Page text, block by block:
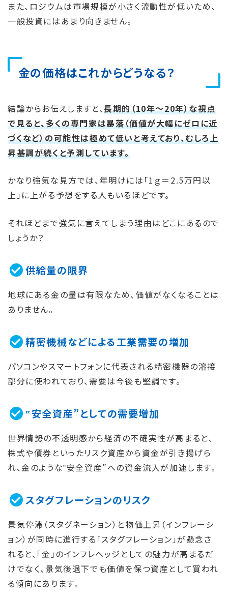
また、ロジウムは市場規模が小さく流動性が低いため、
一般投資にはあまり向きません。
金の価格はこれからどうなる？
結論からお伝えしますと、長期的（10年〜20年）な視点
で見ると、多くの専門家は暴落（価値が大幅にゼロに近
づくなど）の可能性は極めて低いと考えており、むしろ上
昇基調が続くと予測しています。
かなり強気な見方では、年明けには「1ｇ＝2.5万円以
上」に上がる予想をする人もいるほどです。
それほどまで強気に言えてしまう理由はどこにあるので
しょうか？
供給量の限界
地球にある金の量は有限なため、価値がなくなることは
ありません。
精密機械などによる工業需要の増加
パソコンやスマートフォンに代表される精密機器の溶接
部分に使われており、需要は今後も堅調です。
‟安全資産”としての需要増加
世界情勢の不透明感から経済の不確実性が高まると、
株式や債券といったリスク資産から資金が引き揚げら
れ、金のような‟安全資産”への資金流入が加速します。
スタグフレーションのリスク
景気停滞（スタグネーション）と物価上昇（インフレーシ
ョン）が同時に進行する「スタグフレーション」が懸念さ
れると、「金」のインフレヘッジとしての魅力が高まるだ
けでなく、景気後退下でも価値を保つ資産として買われ
る傾向にあります。